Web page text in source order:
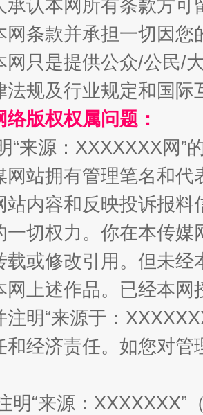
费，一次搞定
不上好声名
山、麦地、白藏房 除
承认本网所有条款方
网条款并承担一切因
网只是提供公众/公民/
法规及行业规定和国
版权权属问题：
“来源：XXXXXXX网”
网站拥有管理笔名和
站内容和反映投诉报
一切权力。你在本传
载或修改引用。但未
网上述作品。已经本
注明“来源于：
和经济责任。如您对
明“来源：